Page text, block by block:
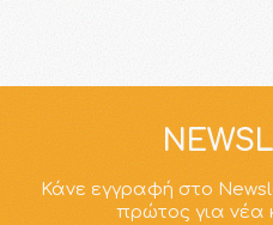
Κάνε εγγραφή στο
πρώτος για νέα